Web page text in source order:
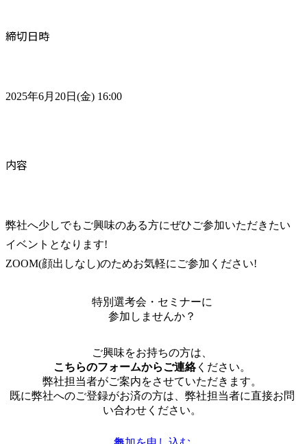
締切日時
2025年6月20日(金) 16:00
内容
弊社へ少しでもご興味のある方にぜひご参加いただきたい
イベントとなります!
ZOOM(顔出しなし)のためお気軽にご参加ください!
特別選考会・セミナーに
参加しませんか？
ご興味をお持ちの方は、
こちらのフォームからご連絡ください。
弊社担当者がご案内をさせていただきます。
既に弊社へのご登録がお済の方は、弊社担当者に直接お問
い合わせください。